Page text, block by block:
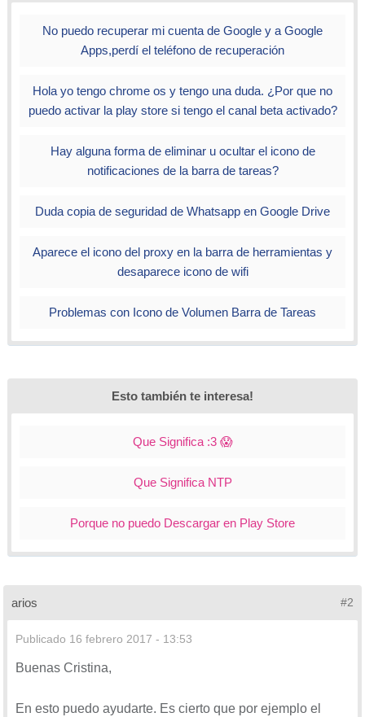
debajo de la barra de direcciones, esto sucederá en el
momento que abras una pestaña nueva.
Elije una de estas opciones y listo, saludos
No puedo recuperar mi cuenta de Google y a Google
Apps,perdí el teléfono de recuperación
Hola yo tengo chrome os y tengo una duda. ¿Por que no
puedo activar la play store si tengo el canal beta activado?
Hay alguna forma de eliminar u ocultar el icono de
notificaciones de la barra de tareas?
Duda copia de seguridad de Whatsapp en Google Drive
Aparece el icono del proxy en la barra de herramientas y
desaparece icono de wifi
Problemas con Icono de Volumen Barra de Tareas
Esto también te interesa!
Que Significa :3 😱
Que Significa NTP
Porque no puedo Descargar en Play Store
arios #2
Publicado 16 febrero 2017 - 13:53
Buenas Cristina,
En esto puedo ayudarte. Es cierto que por ejemplo el